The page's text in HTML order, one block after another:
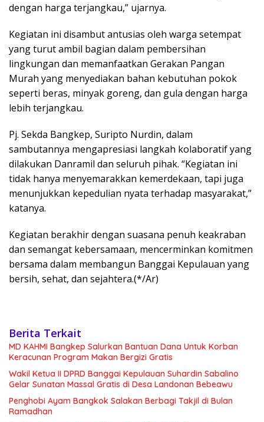
dengan harga terjangkau,” ujarnya.
Kegiatan ini disambut antusias oleh warga setempat
yang turut ambil bagian dalam pembersihan
lingkungan dan memanfaatkan Gerakan Pangan
Murah yang menyediakan bahan kebutuhan pokok
seperti beras, minyak goreng, dan gula dengan harga
lebih terjangkau.
Pj. Sekda Bangkep, Suripto Nurdin, dalam
sambutannya mengapresiasi langkah kolaboratif yang
dilakukan Danramil dan seluruh pihak. “Kegiatan ini
tidak hanya menyemarakkan kemerdekaan, tapi juga
menunjukkan kepedulian nyata terhadap masyarakat,”
katanya.
Kegiatan berakhir dengan suasana penuh keakraban
dan semangat kebersamaan, mencerminkan komitmen
bersama dalam membangun Banggai Kepulauan yang
bersih, sehat, dan sejahtera.(*/Ar)
Berita Terkait
MD KAHMI Bangkep Salurkan Bantuan Dana Untuk Korban
Keracunan Program Makan Bergizi Gratis
Wakil Ketua II DPRD Banggai Kepulauan Suhardin Sabalino
Gelar Sunatan Massal Gratis di Desa Landonan Bebeawu
Penghobi Ayam Bangkok Salakan Berbagi Takjil di Bulan
Ramadhan